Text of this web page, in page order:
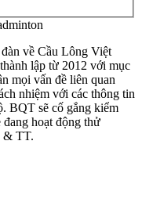
về Cầu Lông Việt
lập từ 2012 với mục
mọi vấn đề liên quan
nhiệm với các thông tin
BQT sẽ cố gắng kiểm
đang hoạt động thử
& TT.